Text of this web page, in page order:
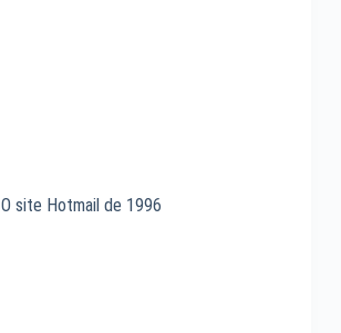
O site Hotmail de 1996